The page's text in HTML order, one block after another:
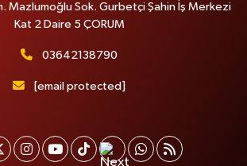
Mazlumoğlu Sok. Gurbetçi Şahin İş Merkezi
Kat 2 Daire 5 ÇORUM
03642138790
[email protected]